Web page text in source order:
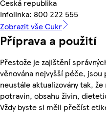
Česká republika
Infolinka: 800 222 555
Zobrazit vše Cukr
Příprava a použití
Přestože je zajištění
věnována nejvyšší péče,
neustále aktualizovány tak,
potravin, obsahu živin,
Vždy byste si měli přečíst